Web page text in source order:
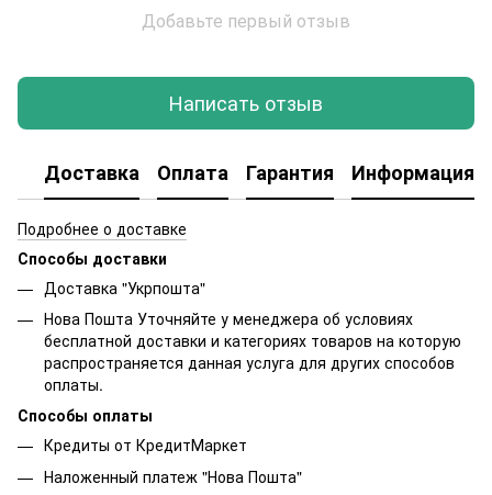
Добавьте первый отзыв
Написать отзыв
Доставка Оплата Гарантия Информация
Подробнее о доставке
Способы доставки
Доставка "Укрпошта"
Нова Пошта Уточняйте у менеджера об условиях
бесплатной доставки и категориях товаров на которую
распространяется данная услуга для других способов
оплаты.
Способы оплаты
Кредиты от КредитМаркет
Наложенный платеж "Нова Пошта"